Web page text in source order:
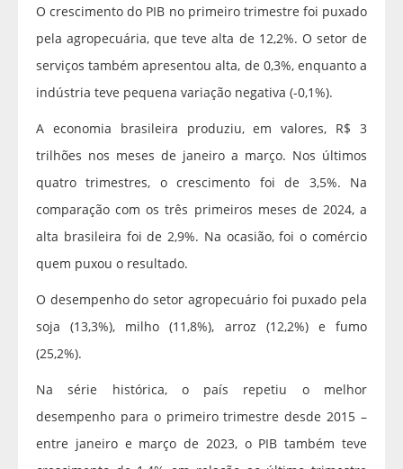
O crescimento do PIB no primeiro trimestre foi puxado
pela agropecuária, que teve alta de 12,2%. O setor de
serviços também apresentou alta, de 0,3%, enquanto a
indústria teve pequena variação negativa (-0,1%).
A economia brasileira produziu, em valores, R$ 3
trilhões nos meses de janeiro a março. Nos últimos
quatro trimestres, o crescimento foi de 3,5%. Na
comparação com os três primeiros meses de 2024, a
alta brasileira foi de 2,9%. Na ocasião, foi o comércio
quem puxou o resultado.
O desempenho do setor agropecuário foi puxado pela
soja (13,3%), milho (11,8%), arroz (12,2%) e fumo
(25,2%).
Na série histórica, o país repetiu o melhor
desempenho para o primeiro trimestre desde 2015 –
entre janeiro e março de 2023, o PIB também teve